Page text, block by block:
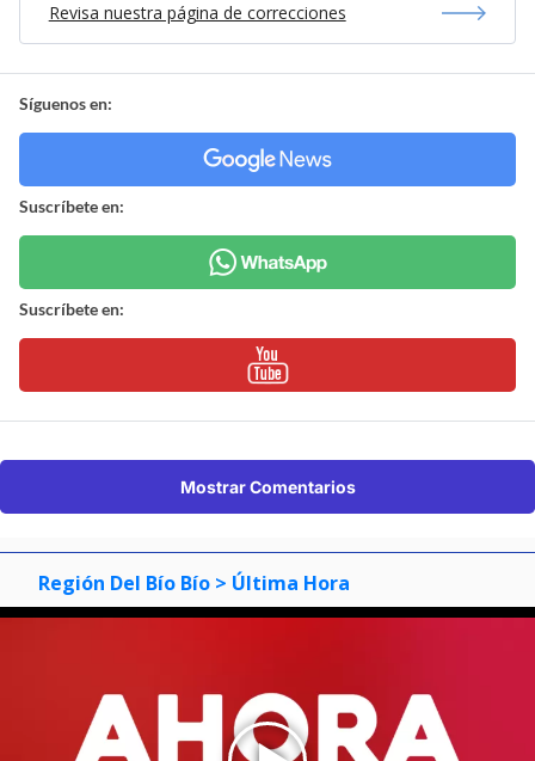
Revisa nuestra página de correcciones
Síguenos en:
Suscríbete en:
Suscríbete en:
Mostrar Comentarios
Región Del Bío Bío > Última Hora